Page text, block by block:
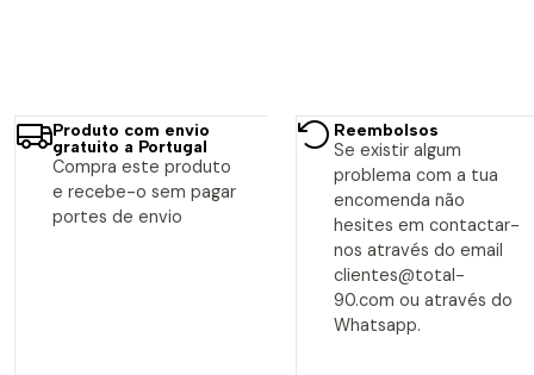
Produto com envio
gratuito a Portugal
Compra este produto
e recebe-o sem pagar
portes de envio
Reembolsos
Se existir algum
problema com a tua
encomenda não
hesites em contactar-
nos através do email
clientes@total-
90.com ou através do
Whatsapp.